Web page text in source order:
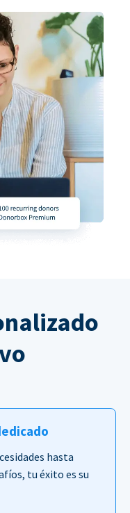
hasta
tu éxito es su